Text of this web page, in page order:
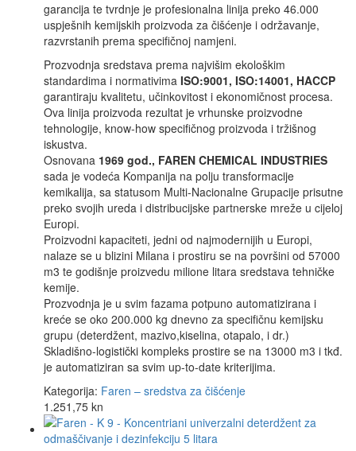
garancija te tvrdnje je profesionalna linija preko 46.000
uspješnih kemijskih proizvoda za čišćenje i održavanje,
razvrstanih prema specifičnoj namjeni.
Prozvodnja sredstava prema najvišim ekološkim
standardima i normativima ISO:9001, ISO:14001, HACCP
garantiraju kvalitetu, učinkovitost i ekonomičnost procesa.
Ova linija proizvoda rezultat je vrhunske proizvodne
tehnologije, know-how specifičnog proizvoda i tržišnog
iskustva.
Osnovana 1969 god., FAREN CHEMICAL INDUSTRIES
sada je vodeća Kompanija na polju transformacije
kemikalija, sa statusom Multi-Nacionalne Grupacije prisutne
preko svojih ureda i distribucijske partnerske mreže u cijeloj
Europi.
Proizvodni kapaciteti, jedni od najmodernijih u Europi,
nalaze se u blizini Milana i prostiru se na površini od 57000
m3 te godišnje proizvedu milione litara sredstava tehničke
kemije.
Prozvodnja je u svim fazama potpuno automatizirana i
kreće se oko 200.000 kg dnevno za specifičnu kemijsku
grupu (deterdžent, mazivo,kiselina, otapalo, i dr.)
Skladišno-logistički kompleks prostire se na 13000 m3 i tkđ.
je automatiziran sa svim up-to-date kriterijima.
Kategorija: Faren – sredstva za čišćenje
1.251,75 kn